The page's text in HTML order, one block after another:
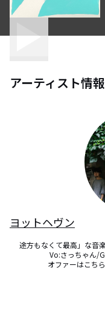
アーティスト情報
ヨットヘヴン
途方もなくて最高」な音
Vo:さっちゃん/
オファーはこち